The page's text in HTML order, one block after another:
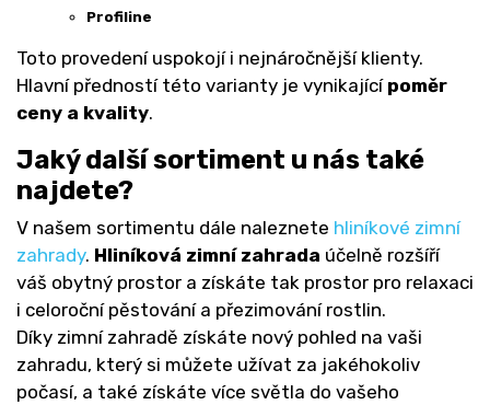
Profiline
Toto provedení uspokojí i nejnáročnější klienty.
Hlavní předností této varianty je vynikající poměr
ceny a kvality.
Jaký další sortiment u nás také
najdete?
V našem sortimentu dále naleznete hliníkové zimní
zahrady. Hliníková zimní zahrada účelně rozšíří
váš obytný prostor a získáte tak prostor pro relaxaci
i celoroční pěstování a přezimování rostlin.
Díky zimní zahradě získáte nový pohled na vaši
zahradu, který si můžete užívat za jakéhokoliv
počasí, a také získáte více světla do vašeho